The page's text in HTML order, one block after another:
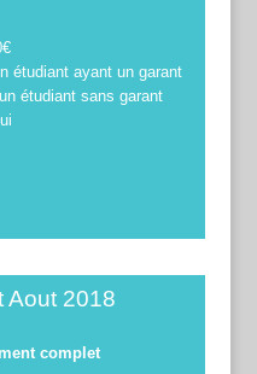
étudiant ayant un garant
étudiant sans garant
Aout 2018
complet